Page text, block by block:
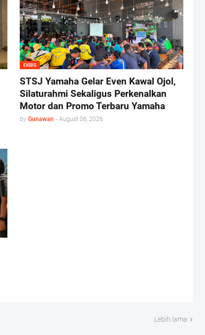
EKBIS
STSJ Yamaha Gelar Even Kawal Ojol,
Silaturahmi Sekaligus Perkenalkan
Motor dan Promo Terbaru Yamaha
by Gunawan - August 06, 2026
Lebih lama